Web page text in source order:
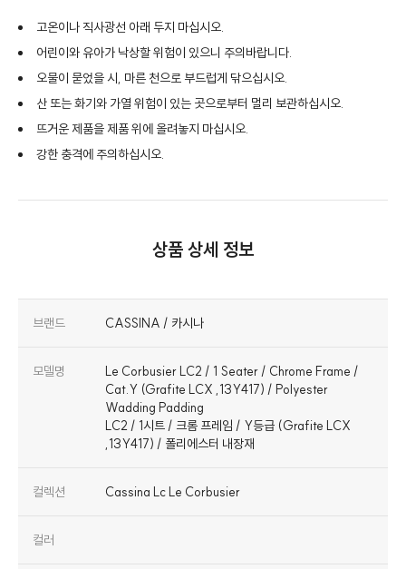
고온이나 직사광선 아래 두지 마십시오.
어린이와 유아가 낙상할 위험이 있으니 주의바랍니다.
오물이 묻었을 시, 마른 천으로 부드럽게 닦으십시오.
산 또는 화기와 가열 위험이 있는 곳으로부터 멀리 보관하십시오.
뜨거운 제품을 제품 위에 올려놓지 마십시오.
강한 충격에 주의하십시오.
상품 상세 정보
브랜드 CASSINA / 카시나
모델명
Le Corbusier LC2 / 1 Seater / Chrome Frame /
Cat.Y (Grafite LCX ,13Y417) / Polyester
Wadding Padding
LC2 / 1시트 / 크롬 프레임 / Y등급 (Grafite LCX
,13Y417) / 폴리에스터 내장재
컬렉션 Cassina Lc Le Corbusier
컬러